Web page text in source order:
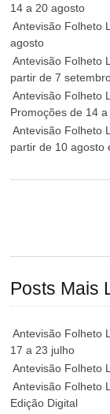
14 a 20 agosto
Antevisão Folheto
agosto
Antevisão Folheto
partir de 7
Antevisão Folheto
Promoções de 14
Antevisão Folheto
partir de 10 agosto
Posts Mais
Antevisão Folheto
17 a 23 julho
Antevisão Folheto
Antevisão Folheto
Edição Digital